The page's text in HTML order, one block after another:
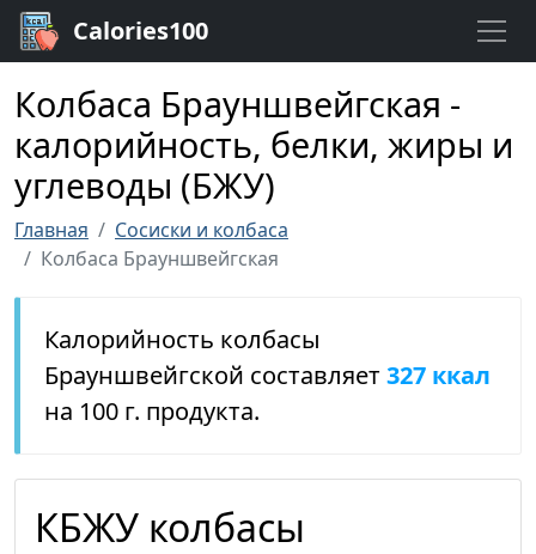
Calories100
Колбаса Брауншвейгская -
калорийность, белки, жиры и
углеводы (БЖУ)
Главная
Сосиски и колбаса
Колбаса Брауншвейгская
Калорийность колбасы
Брауншвейгской составляет327 ккал
на 100 г. продукта.
КБЖУ колбасы